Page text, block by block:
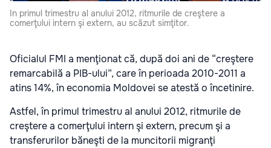
In primul trimestru al anului 2012, ritmurile de creştere a
comerţului intern şi extern, au scăzut simţitor.
Oficialul FMI a menţionat că, după doi ani de “creştere
remarcabilă a PIB-ului”, care în perioada 2010-2011 a
atins 14%, în economia Moldovei se atestă o încetinire.
Astfel, în primul trimestru al anului 2012, ritmurile de
creştere a comerţului intern şi extern, precum şi a
transferurilor băneşti de la muncitorii migranţi